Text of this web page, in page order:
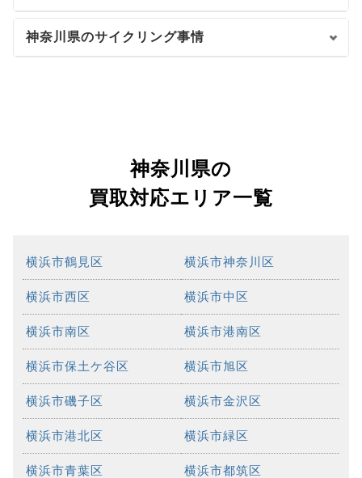
神奈川県のサイクリング事情
神奈川県の
買取対応エリア一覧
横浜市鶴見区 横浜市神奈川区
横浜市西区 横浜市中区
横浜市南区 横浜市港南区
横浜市保土ケ谷区 横浜市旭区
横浜市磯子区 横浜市金沢区
横浜市港北区 横浜市緑区
横浜市青葉区 横浜市都筑区